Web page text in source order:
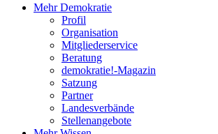
Mehr Demokratie
Profil
Organisation
Mitgliederservice
Beratung
demokratie!-Magazin
Satzung
Partner
Landesverbände
Stellenangebote